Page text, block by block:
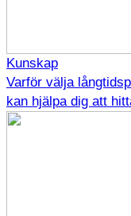
Kunskap
Varför välja
kan hjälpa dig att